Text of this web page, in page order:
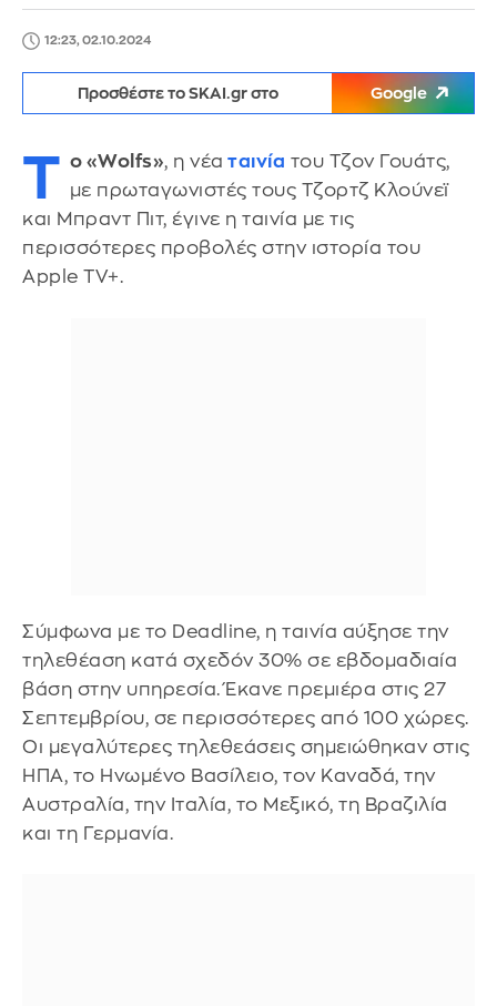
12:23, 02.10.2024
Προσθέστε το SKAI.gr στο Google
Τ ο «Wolfs», η νέα ταινία του Τζον Γουάτς,
με πρωταγωνιστές τους Τζορτζ Κλούνεϊ
και Μπραντ Πιτ, έγινε η ταινία με τις
περισσότερες προβολές στην ιστορία του
Apple TV+.
Σύμφωνα με το Deadline, η ταινία αύξησε την
τηλεθέαση κατά σχεδόν 30% σε εβδομαδιαία
βάση στην υπηρεσία. Έκανε πρεμιέρα στις 27
Σεπτεμβρίου, σε περισσότερες από 100 χώρες.
Οι μεγαλύτερες τηλεθεάσεις σημειώθηκαν στις
ΗΠΑ, το Ηνωμένο Βασίλειο, τον Καναδά, την
Αυστραλία, την Ιταλία, το Μεξικό, τη Βραζιλία
και τη Γερμανία.